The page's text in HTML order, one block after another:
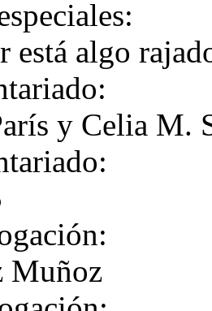
está algo
y Celia M.
Muñoz